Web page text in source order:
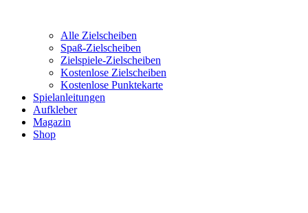
Alle Zielscheiben
Spaß-Zielscheiben
Zielspiele-Zielscheiben
Kostenlose Zielscheiben
Kostenlose Punktekarte
Spielanleitungen
Aufkleber
Magazin
Shop